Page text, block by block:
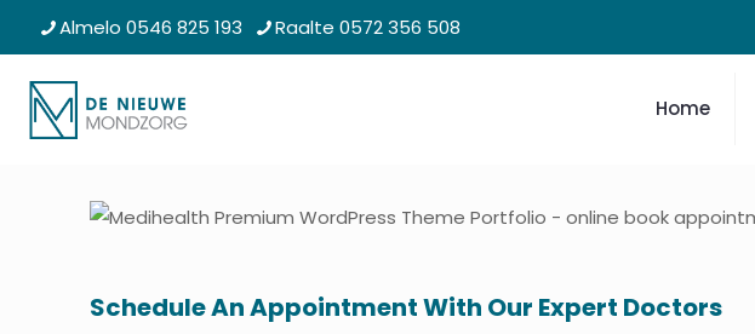
Almelo 0546 825 193 Raalte 0572 356 508
Home
Schedule An Appointment With Our Expert Doctors